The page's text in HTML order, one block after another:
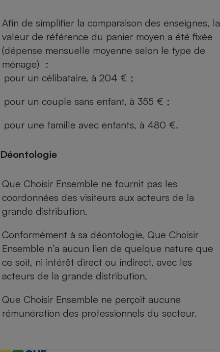
Afin de simplifier la comparaison des enseignes, la
valeur de référence du panier moyen a été fixée
(dépense mensuelle moyenne selon le type de
ménage) :
pour un célibataire, à 204 € ;
pour un couple sans enfant, à 355 € ;
pour une famille avec enfants, à 480 €.
Déontologie
Que Choisir Ensemble ne fournit pas les
coordonnées des visiteurs aux acteurs de la
grande distribution.
Conformément à sa déontologie, Que Choisir
Ensemble n’a aucun lien de quelque nature que
ce soit, ni intérêt direct ou indirect, avec les
acteurs de la grande distribution.
Que Choisir Ensemble ne perçoit aucune
rémunération des professionnels du secteur.